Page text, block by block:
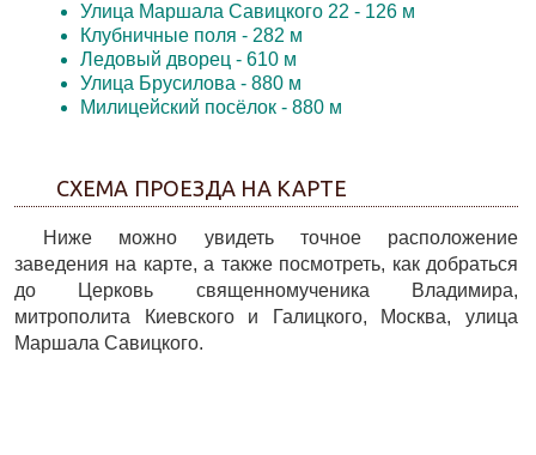
Улица Маршала Савицкого 22 - 126 м
Клубничные поля - 282 м
Ледовый дворец - 610 м
Улица Брусилова - 880 м
Милицейский посёлок - 880 м
СХЕМА ПРОЕЗДА НА КАРТЕ
Ниже можно увидеть точное расположение
заведения на карте, а также посмотреть, как добраться
до Церковь священномученика Владимира,
митрополита Киевского и Галицкого, Москва, улица
Маршала Савицкого.